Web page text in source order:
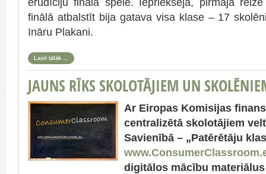
finālā atbalstīt bija gatava visa klase – 17
Ināru Plakani.
Lasīt tālāk …
JAUNS RĪKS SKOLOTĀJIEM UN
Ar Eiropas Komisijas
centralizētā skolotājiem
Savienībā – „Patērētāju
digitālos mācību